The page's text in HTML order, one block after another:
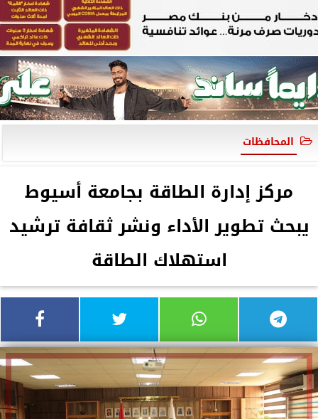
المحافظات
مركز إدارة الطاقة بجامعة أسيوط
يبحث تطوير الأداء ونشر ثقافة ترشيد
استهلاك الطاقة